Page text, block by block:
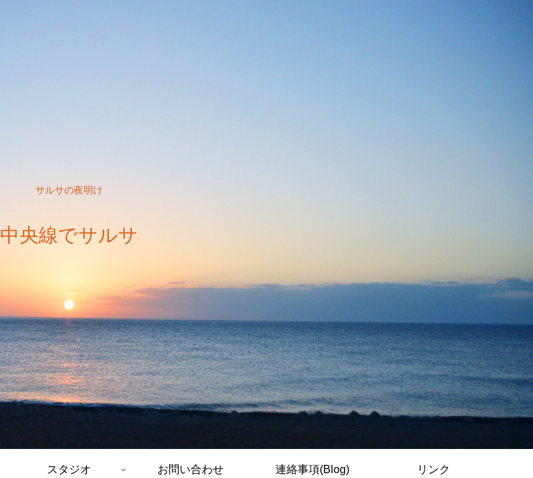
サルサの夜明け
中央線でサルサ
スタジオ お問い合わせ 連絡事項(Blog) リンク